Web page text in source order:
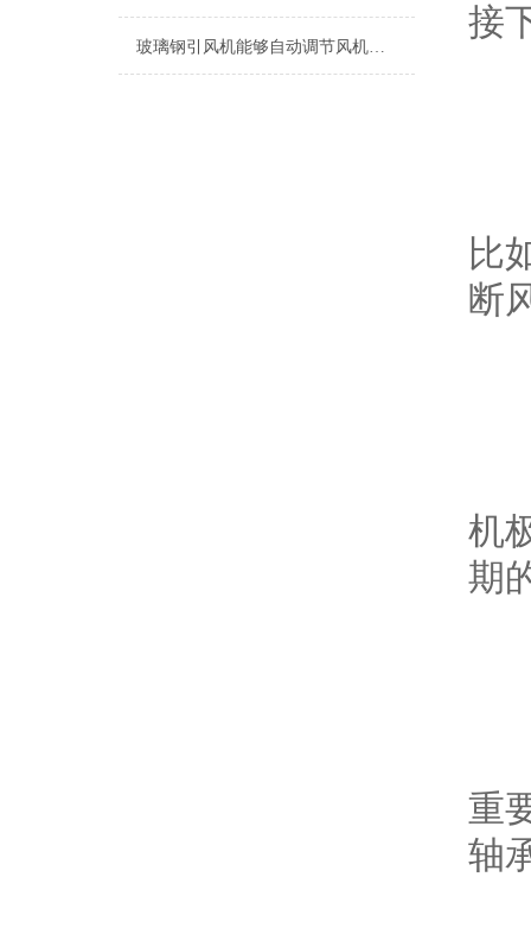
玻璃钢引风机能够自动调节风机的运行状态
接
比
断
机
期
重
轴